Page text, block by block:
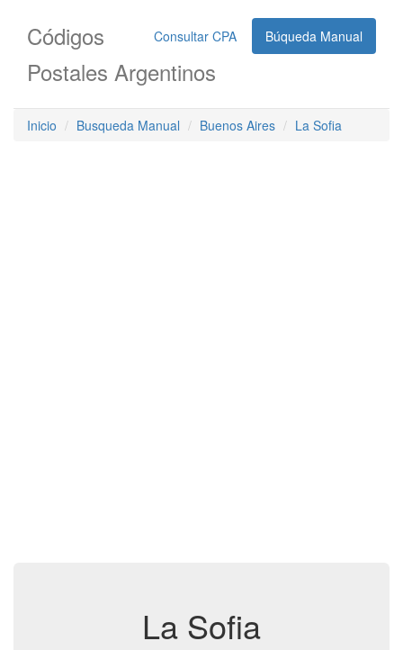
Consultar CPA Búqueda Manual
Códigos
Postales Argentinos
Inicio Busqueda Manual Buenos Aires La Sofia
La Sofia